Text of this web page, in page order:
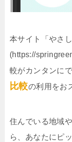
本サイト「やさ
(https://
較がカンタンに
比較の利用をお
住んでいる地域
ら、あなたにピ